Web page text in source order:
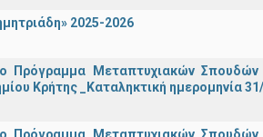
2025-2026
Πρόγραμμα Μεταπτυχιακών
Κρήτης _Καταληκτική ημερομηνία